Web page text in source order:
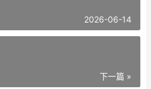
2026-06-14
下一篇 »